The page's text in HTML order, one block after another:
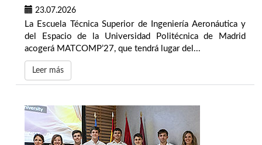
23.07.2026
La Escuela Técnica Superior de Ingeniería Aeronáutica y
del Espacio de la Universidad Politécnica de Madrid
acogerá MATCOMP’27, que tendrá lugar del...
Leer más